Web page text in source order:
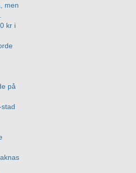
men
kr i
på